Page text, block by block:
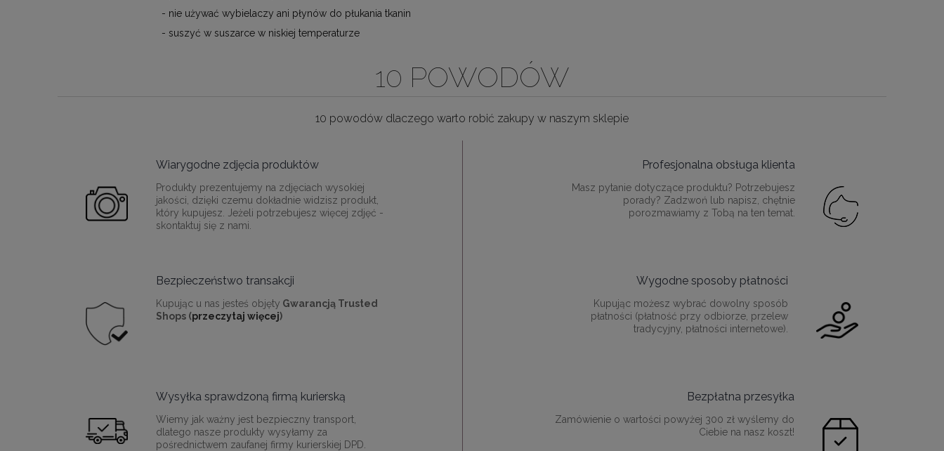
- nie używać wybielaczy ani płynów do płukania tkanin
- suszyć w suszarce w niskiej temperaturze
10 POWODÓW
10 powodów dlaczego warto robić zakupy w naszym sklepie
Wiarygodne zdjęcia produktów
Produkty prezentujemy na zdjęciach wysokiej
jakości, dzięki czemu dokładnie widzisz produkt,
który kupujesz. Jeżeli potrzebujesz więcej zdjęć -
skontaktuj się z nami.
Profesjonalna obsługa klienta
Masz pytanie dotyczące produktu? Potrzebujesz
porady? Zadzwoń lub napisz, chętnie
porozmawiamy z Tobą na ten temat.
Bezpieczeństwo transakcji
Kupując u nas jesteś objęty Gwarancją Trusted
Shops (przeczytaj więcej)
Wygodne sposoby płatności
Kupując możesz wybrać dowolny sposób
płatności (płatność przy odbiorze, przelew
tradycyjny, płatności internetowe).
Wysyłka sprawdzoną firmą kurierską
Wiemy jak ważny jest bezpieczny transport,
dlatego nasze produkty wysyłamy za
pośrednictwem zaufanej firmy kurierskiej DPD.
Bezpłatna przesyłka
Zamówienie o wartości powyżej 300 zł wyślemy do
Ciebie na nasz koszt!